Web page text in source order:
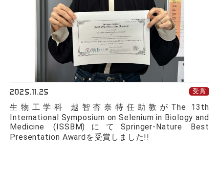
2025.11.25 受賞
生物工学科 越智杏奈特任助教がThe 13th
International Symposium on Selenium in Biology and
Medicine (ISSBM)にてSpringer-Nature Best
Presentation Awardを受賞しました!!